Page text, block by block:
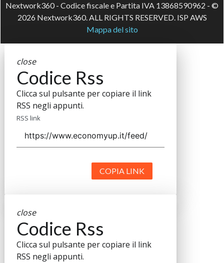
Nextwork360 - Codice fiscale e Partita IVA 13868590962 - ©
2026 Nextwork360. ALL RIGHTS RESERVED. ISP AWS
Mappa del sito
close
Codice Rss
Clicca sul pulsante per copiare il link
RSS negli appunti.
RSS link
COPIA LINK
close
Codice Rss
Clicca sul pulsante per copiare il link
RSS negli appunti.